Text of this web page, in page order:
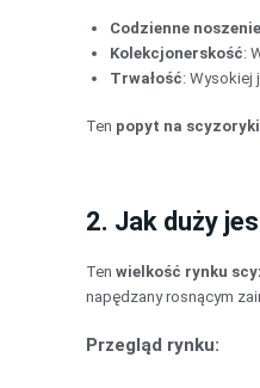
Codzienne
Kolekcjonerskość:
Trwałość: Wysokiej
Ten popyt na scyzoryki
2. Jak duży
Ten wielkość rynku
napędzany rosnącym
Przegląd rynku: